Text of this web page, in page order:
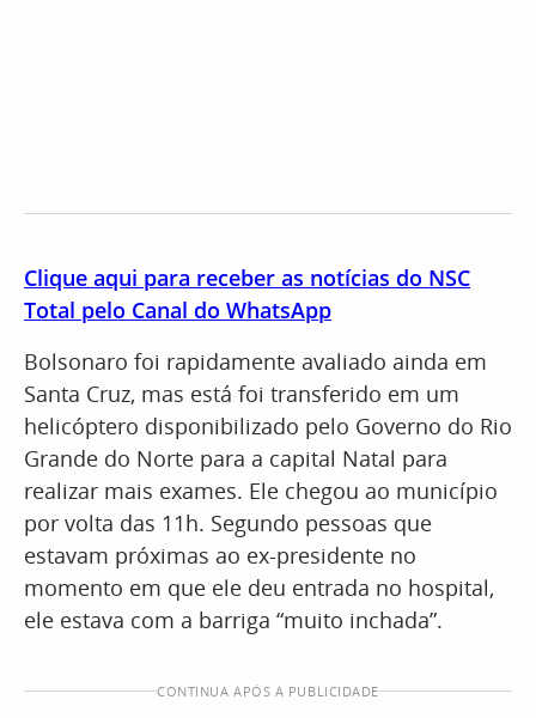
Clique aqui para receber as notícias do NSC
Total pelo Canal do WhatsApp
Bolsonaro foi rapidamente avaliado ainda em
Santa Cruz, mas está foi transferido em um
helicóptero disponibilizado pelo Governo do Rio
Grande do Norte para a capital Natal para
realizar mais exames. Ele chegou ao município
por volta das 11h. Segundo pessoas que
estavam próximas ao ex-presidente no
momento em que ele deu entrada no hospital,
ele estava com a barriga “muito inchada”.
CONTINUA APÓS A PUBLICIDADE